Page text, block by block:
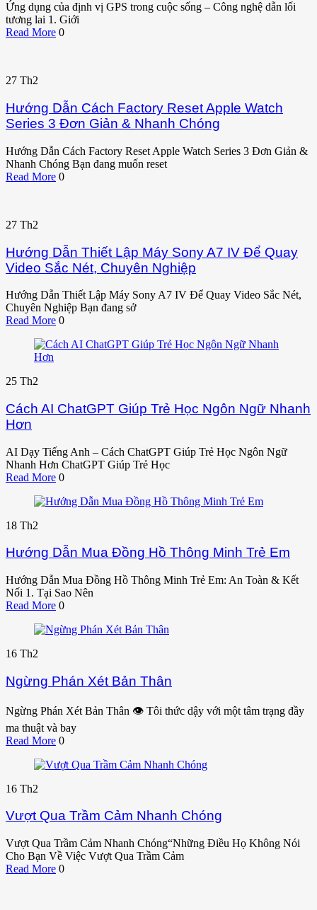
Ứng dụng của định vị GPS trong cuộc sống – Công nghệ dẫn lối
tương lai 1. Giới
Read More 0
27 Th2
Hướng Dẫn Cách Factory Reset Apple Watch
Series 3 Đơn Giản & Nhanh Chóng
Hướng Dẫn Cách Factory Reset Apple Watch Series 3 Đơn Giản &
Nhanh Chóng Bạn đang muốn reset
Read More 0
27 Th2
Hướng Dẫn Thiết Lập Máy Sony A7 IV Để Quay
Video Sắc Nét, Chuyên Nghiệp
Hướng Dẫn Thiết Lập Máy Sony A7 IV Để Quay Video Sắc Nét,
Chuyên Nghiệp Bạn đang sở
Read More 0
25 Th2
Cách AI ChatGPT Giúp Trẻ Học Ngôn Ngữ Nhanh
Hơn
AI Dạy Tiếng Anh – Cách ChatGPT Giúp Trẻ Học Ngôn Ngữ
Nhanh Hơn ChatGPT Giúp Trẻ Học
Read More 0
18 Th2
Hướng Dẫn Mua Đồng Hồ Thông Minh Trẻ Em
Hướng Dẫn Mua Đồng Hồ Thông Minh Trẻ Em: An Toàn & Kết
Nối 1. Tại Sao Nên
Read More 0
16 Th2
Ngừng Phán Xét Bản Thân
Ngừng Phán Xét Bản Thân 👁️ Tôi thức dậy với một tâm trạng đầy
ma thuật và bay
Read More 0
16 Th2
Vượt Qua Trầm Cảm Nhanh Chóng
Vượt Qua Trầm Cảm Nhanh Chóng“Những Điều Họ Không Nói
Cho Bạn Về Việc Vượt Qua Trầm Cảm
Read More 0